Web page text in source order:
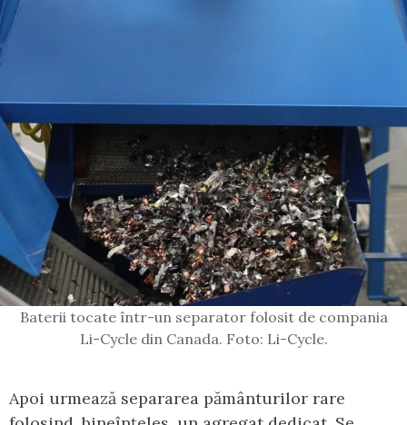
Baterii tocate într-un separator folosit de compania
Li-Cycle din Canada. Foto: Li-Cycle.
Apoi urmează separarea pământurilor rare